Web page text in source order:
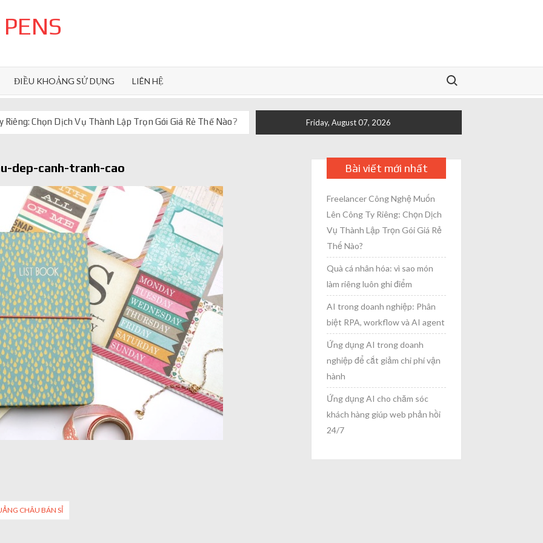
ĐIỀU KHOẢNG SỬ DỤNG LIÊN HỆ
Search for:
Chọn Dịch Vụ Thành Lập Trọn Gói Giá Rẻ Thế Nào?
và AI agent
web phản hồi 24/7
truyền thống ra sao
Friday, August 07, 2026
dep-canh-tranh-cao
CHÂU BÁN SỈ
Bài viết mới nhất
Freelancer Công Nghệ Muốn
Lên Công Ty Riêng: Chọn Dịch
Vụ Thành Lập Trọn Gói Giá Rẻ
Thế Nào?
Quà cá nhân hóa: vì sao món
làm riêng luôn ghi điểm
AI trong doanh nghiệp: Phân
biệt RPA, workflow và AI agent
Ứng dụng AI trong doanh
nghiệp để cắt giảm chi phí vận
hành
Ứng dụng AI cho chăm sóc
khách hàng giúp web phản hồi
24/7